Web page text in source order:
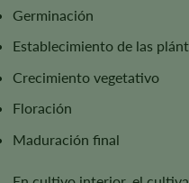
Germinación
Establecimiento de las
Crecimiento vegetativo
Floración
Maduración final